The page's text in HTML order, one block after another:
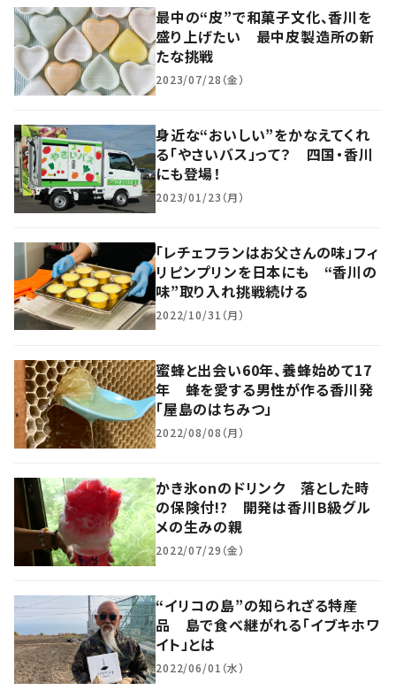
最中の“皮”で和菓子文化、香川を
盛り上げたい 最中皮製造所の新
たな挑戦
2023/07/28（金）
身近な“おいしい”をかなえてくれ
る「やさいバス」って？ 四国・香川
にも登場！
2023/01/23（月）
「レチェフランはお父さんの味」フィ
リピンプリンを日本にも “香川の
味”取り入れ挑戦続ける
2022/10/31（月）
蜜蜂と出会い60年、養蜂始めて17
年 蜂を愛する男性が作る香川発
「屋島のはちみつ」
2022/08/08（月）
かき氷onのドリンク 落とした時
の保険付!? 開発は香川B級グル
メの生みの親
2022/07/29（金）
“イリコの島”の知られざる特産
品 島で食べ継がれる「イブキホワ
イト」とは
2022/06/01（水）